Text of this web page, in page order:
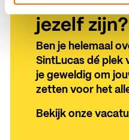
jezelf zijn?
Ben je helemaal
SintLucas dé plek
je geweldig om
zetten voor het
Bekijk onze